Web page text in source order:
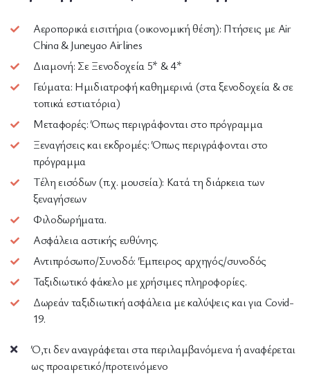
Αεροπορικά εισιτήρια (οικονομική θέση): Πτήσεις με Air
China & Juneyao Airlines
Διαμονή: Σε Ξενοδοχεία 5* & 4*
Γεύματα: Ημιδιατροφή καθημερινά (στα ξενοδοχεία & σε
τοπικά εστιατόρια)
Μεταφορές: Όπως περιγράφονται στο πρόγραμμα
Ξεναγήσεις και εκδρομές: Όπως περιγράφονται στο
πρόγραμμα
Τέλη εισόδων (π.χ. μουσεία): Κατά τη διάρκεια των
ξεναγήσεων
Φιλοδωρήματα.
Ασφάλεια αστικής ευθύνης.
Αντιπρόσωπο/Συνοδό: Έμπειρος αρχηγός/συνοδός
Ταξιδιωτικό φάκελο με χρήσιμες πληροφορίες.
Δωρεάν ταξιδιωτική ασφάλεια με καλύψεις και για Covid-
19.
Ό,τι δεν αναγράφεται στα περιλαμβανόμενα ή αναφέρεται
ως προαιρετικό/προτεινόμενο